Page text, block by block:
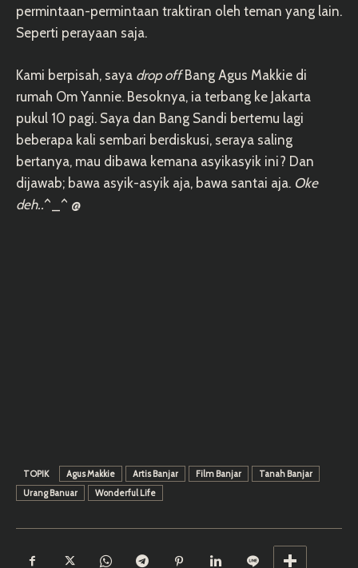
permintaan-permintaan traktiran oleh teman yang lain.
Seperti perayaan saja.
Kami berpisah, saya drop offBang Agus Makkie di
rumah Om Yannie. Besoknya, ia terbang ke Jakarta
pukul 10 pagi. Saya dan Bang Sandi bertemu lagi
beberapa kali sembari berdiskusi, seraya saling
bertanya, mau dibawa kemana asyikasyik ini? Dan
dijawab; bawa asyik-asyik aja, bawa santai aja. Oke
deh..^_^ @
TOPIK Agus Makkie Artis Banjar Film Banjar
Tanah Banjar
Urang Banuar
Wonderful Life